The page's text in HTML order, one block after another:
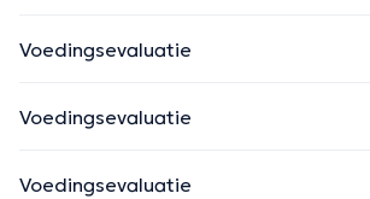
Voedingsevaluatie
Voedingsevaluatie
Voedingsevaluatie